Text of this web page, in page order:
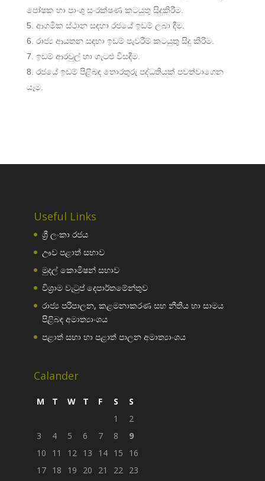
පෝෂක හා පාංශු සංරක්ෂණ කටයුතු සිදුකිරීම.
ආගමික ස්ථාන සඳහා රජයේ ඉඩම් ලබා දීම.
රාජ්‍ය ආයතන සඳහා ඉඩම් පැවරීම් කටයුතු සිදු කිරීම.
ඉඩම් ආරවුල් හා ගැටළු විසඳීම.
රජයේ ඉඩම් පිළිබඳ තොරතුරු පද්ධතියක් පවත්වාගෙන
යෑම.
Useful Links
ශ්‍රී ලංකා රජය
ඌව පළාත් සභාව
මුදල් කොමිෂන් සභාව
විශ්‍රාම වැටුප් දෙපාර්තමේන්තුව
රාජ්‍ය පරිපාලන, කළමනාකරණ සහ නීතිය හා සාමය
පිළිබඳ අමාත්‍යාංශය
පළාත් සභා හා පළාත් පාලන අමාත්‍යාංශය
Calander
M T W T F S
S
1
2
3
4 5 6 7 8
9
10
11 12 13 14 15
16
17 18 19 20 21 22 23